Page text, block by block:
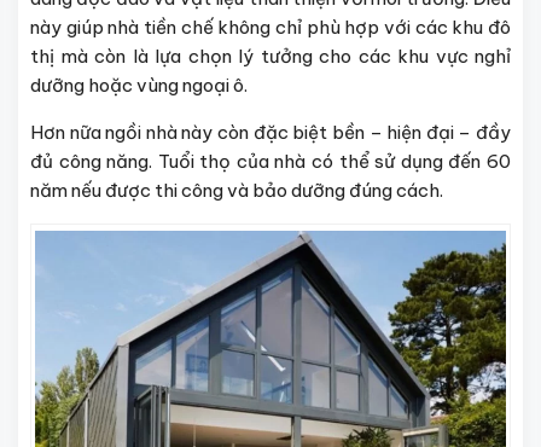
này giúp nhà tiền chế không chỉ phù hợp với các khu đô
thị mà còn là lựa chọn lý tưởng cho các khu vực nghỉ
dưỡng hoặc vùng ngoại ô.
Hơn nữa ngồi nhà này còn đặc biệt bền – hiện đại – đầy
đủ công năng. Tuổi thọ của nhà có thể sử dụng đến 60
năm nếu được thi công và bảo dưỡng đúng cách.